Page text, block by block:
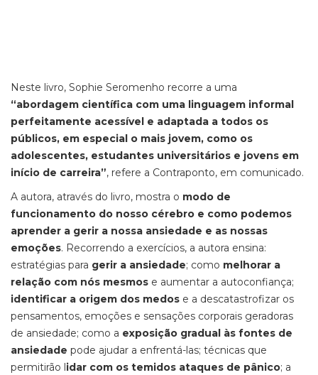
Neste livro, Sophie Seromenho recorre a uma
“abordagem científica com uma linguagem informal
perfeitamente acessível e adaptada a todos os
públicos, em especial o mais jovem, como os
adolescentes, estudantes universitários e jovens em
início de carreira”, refere a Contraponto, em comunicado.
A autora, através do livro, mostra o modo de
funcionamento do nosso cérebro e como podemos
aprender a gerir a nossa ansiedade e as nossas
emoções. Recorrendo a exercícios, a autora ensina:
estratégias para gerir a ansiedade; como melhorar a
relação com nós mesmos e aumentar a autoconfiança;
identificar a origem dos medos e a descatastrofizar os
pensamentos, emoções e sensações corporais geradoras
de ansiedade; como a exposição gradual às fontes de
ansiedade pode ajudar a enfrentá-las; técnicas que
permitirão lidar com os temidos ataques de pânico; a